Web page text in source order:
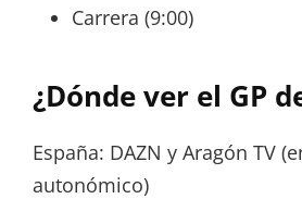
Carrera (9:00)
¿Dónde ver el GP
España: DAZN y Aragón TV
autonómico)